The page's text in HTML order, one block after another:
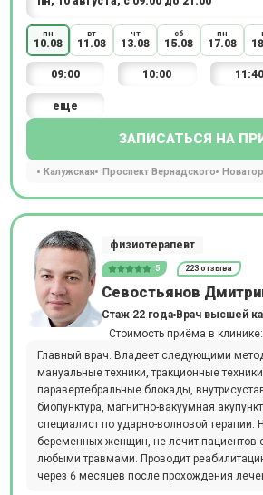
пн
10.08
вт
11.08
чт
13.08
сб
15.08
пн
17.08
09:00 10:00 11:40
еще
ЗАПИСАТЬСЯ НА
Калужская Проспект Вернадского
физиотерапевт
5 223 отзыва
Севостьянов
Стаж 22 года Врач высшей
Стоимость приёма в клинике:
Главный врач. Владеет следующими
мануальные техники, тракционные техники,
паравертебральные блокады,
биопунктура, магнитно-вакуумная
специалист по ударно-волновой терапии.
беременных женщин, не лечит пациентов
любыми травмами. Проводит
через 6 месяцев после прохождения